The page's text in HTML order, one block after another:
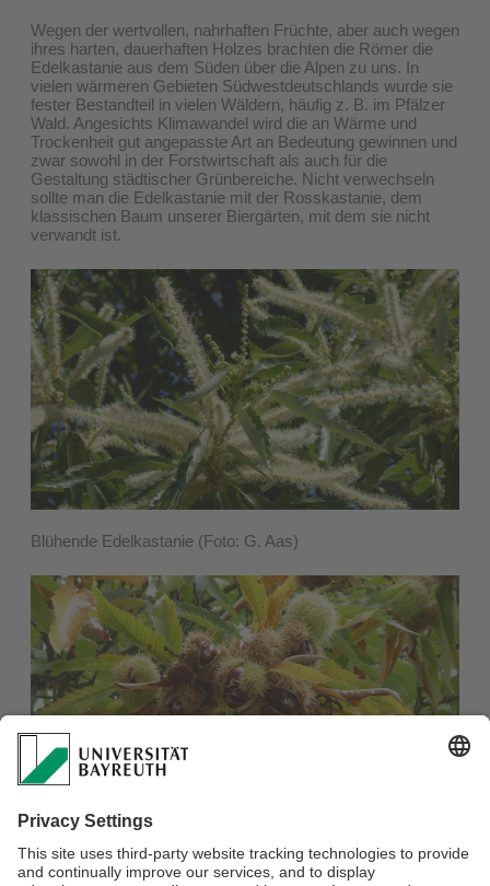
Wegen der wertvollen, nahrhaften Früchte, aber auch wegen
ihres harten, dauerhaften Holzes brachten die Römer die
Edelkastanie aus dem Süden über die Alpen zu uns. In
vielen wärmeren Gebieten Südwestdeutschlands wurde sie
fester Bestandteil in vielen Wäldern, häufig z. B. im Pfälzer
Wald. Angesichts Klimawandel wird die an Wärme und
Trockenheit gut angepasste Art an Bedeutung gewinnen und
zwar sowohl in der Forstwirtschaft als auch für die
Gestaltung städtischer Grünbereiche. Nicht verwechseln
sollte man die Edelkastanie mit der Rosskastanie, dem
klassischen Baum unserer Biergärten, mit dem sie nicht
verwandt ist.
Blühende Edelkastanie (Foto: G. Aas)
Kastanien in ihrer stacheligen Fruchthülle kurz vor der Reife
(Foto: G. Aas)